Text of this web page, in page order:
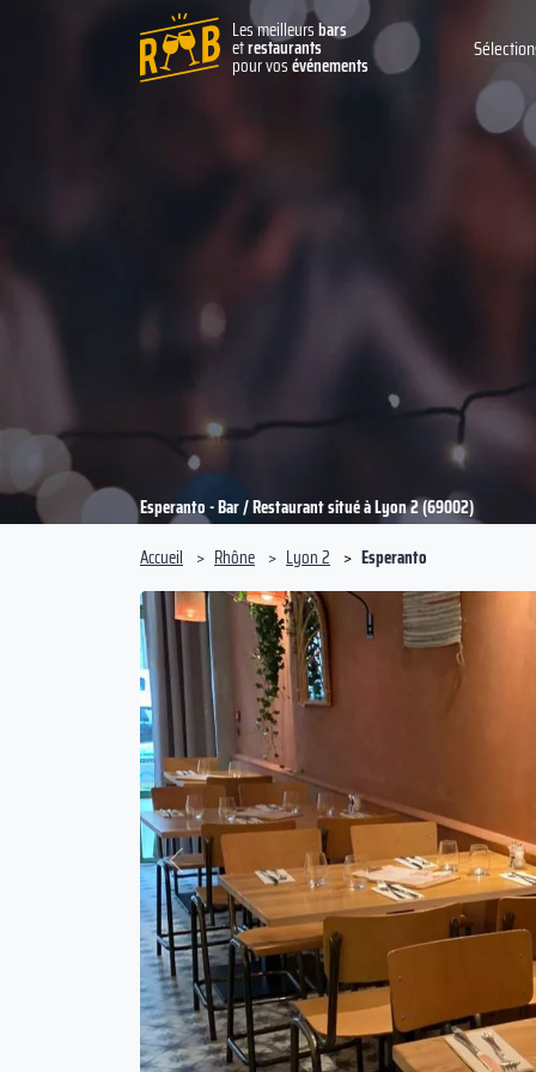
Les meilleursbars
etrestaurants
pour vosévénements
Esperanto - Bar / Restaurant situé à Lyon 2 (69002)
Accueil
Rhône Lyon 2 Esperanto
Précédent